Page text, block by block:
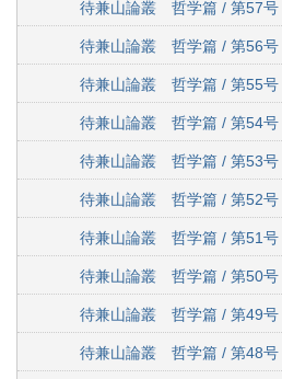
待兼山論叢 哲学篇 / 第57号
待兼山論叢 哲学篇 / 第56号
待兼山論叢 哲学篇 / 第55号
待兼山論叢 哲学篇 / 第54号
待兼山論叢 哲学篇 / 第53号
待兼山論叢 哲学篇 / 第52号
待兼山論叢 哲学篇 / 第51号
待兼山論叢 哲学篇 / 第50号
待兼山論叢 哲学篇 / 第49号
待兼山論叢 哲学篇 / 第48号